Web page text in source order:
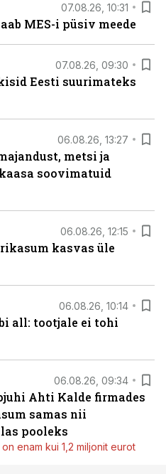
07.08.26, 10:31
MES-i püsiv meede
07.08.26, 09:30
Eesti suurimateks
06.08.26, 13:27
metsi ja
soovimatuid
06.08.26, 12:15
kasvas üle
06.08.26, 10:14
all: tootjale ei tohi
06.08.26, 09:34
Ahti Kalde firmades
samas nii
pooleks
enam kui 1,2 miljonit eurot